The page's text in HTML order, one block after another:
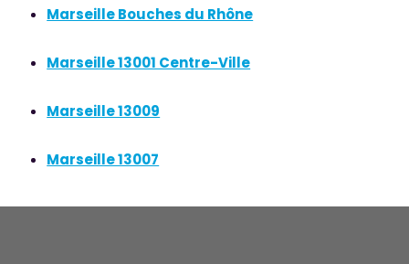
Marseille Bouches du Rhône
Marseille 13001 Centre-Ville
Marseille 13009
Marseille 13007